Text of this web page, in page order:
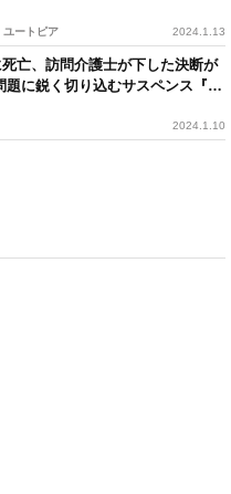
ユートピア 2024.1.13
亡、訪問介護士が下した決断が
2024.1.10